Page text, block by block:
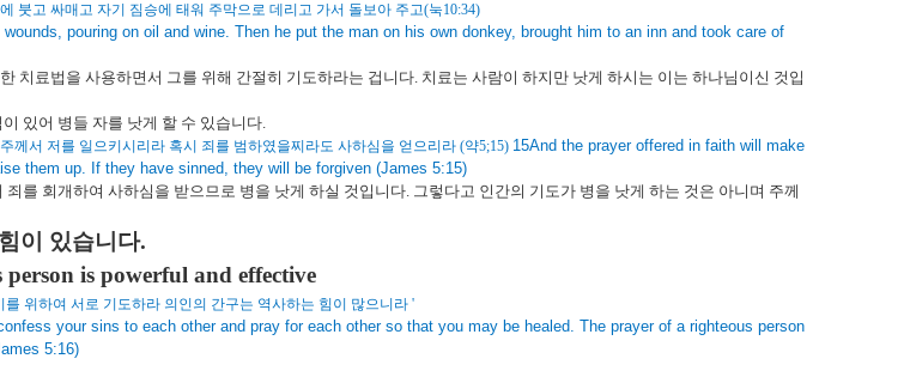
붓고 싸매고 자기 짐승에 태워 주막으로 데리고 가서 돌보아 주고(눅10:34)
pouring on oil and wine. Then he put the man on his own donkey, brought him to an inn and took care of
치료법을 사용하면서 그를 위해 간절히 기도하라는 겁니다. 치료는 사람이 하지만 낫게 하시는 이는 하나님이신 것입
있어 병들 자를 낫게 할 수 있습니다.
께서 저를 일으키시리라 혹시 죄를 범하였을찌라도 사하심을 얻으리라 (약5;15) 15And the prayer offered in faith will make
them up. If they have sinned, they will be forgiven (James 5:15)
를 회개하여 사하심을 받으므로 병을 낫게 하실 것입니다. 그렇다고 인간의 기도가 병을 낫게 하는 것은 아니며 주께
이 있습니다.
is powerful and effective
위하여 서로 기도하라 의인의 간구는 역사하는 힘이 많으니라 '
your sins to each other and pray for each other so that you may be healed. The prayer of a righteous person
5:16)